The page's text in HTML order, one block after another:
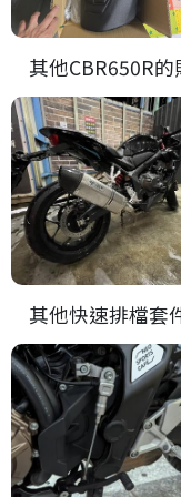
其他CBR650R的
其他快速排檔套